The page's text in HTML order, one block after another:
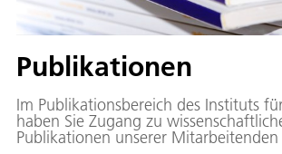
Publikationen
Im Publikationsbereich des Instituts
haben Sie Zugang zu
Publikationen unserer